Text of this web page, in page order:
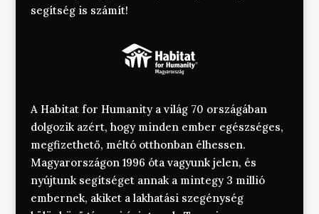
segítség is számít!
A Habitat for Humanity a világ 70 országában
dolgozik azért, hogy minden ember egészséges,
megfizethető, méltó otthonban élhessen.
Magyarországon 1996 óta vagyunk jelen, és
nyújtunk segítséget annak a mintegy 3 millió
embernek, akiket a lakhatási szegénység